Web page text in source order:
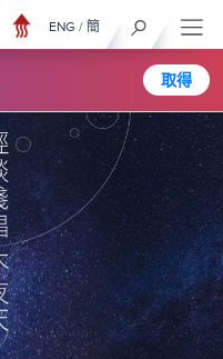
取得
ENG / 簡